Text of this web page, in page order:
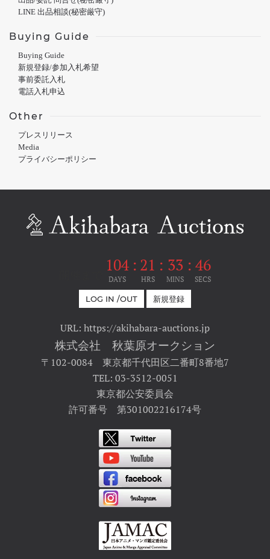
LINE 出品相談(秘密厳守)
Buying Guide
Buying Guide
新規登録/参加入札希望
事前委託入札
電話入札申込
Other
プレスリリース
Media
プライバシーポリシー
104
DAYS
: 21
HRS
: 33
MINS
: 46
SECS
LOG IN /OUT 新規登録
URL: https://akihabara-auctions.jp
株式会社 秋葉原オークション
〒102-0084 東京都千代田区二番町8番地7
TEL: 03-3512-0051
東京都公安委員会
許可番号 第301002216174号